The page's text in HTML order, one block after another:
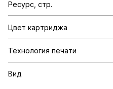
Ресурс, стр.
Цвет картриджа
Технология печати
Вид